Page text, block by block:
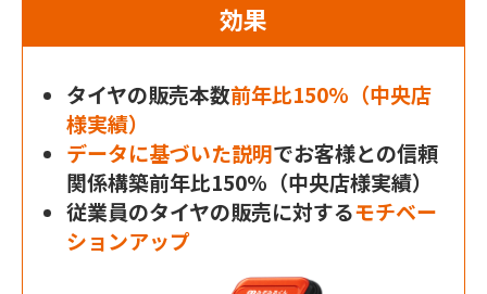
効果
タイヤの販売本数前年比150%（中央店
様実績）
データに基づいた説明でお客様との信頼
関係構築前年比150%（中央店様実績）
従業員のタイヤの販売に対するモチベー
ションアップ